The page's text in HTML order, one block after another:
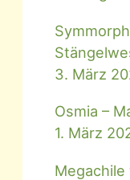
3. März
Osmia –
1. März